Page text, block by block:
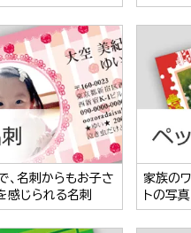
、名刺からもお子さ
感じられる名刺
家族の
トの写